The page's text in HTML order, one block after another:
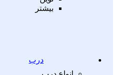
بیشتر
درب